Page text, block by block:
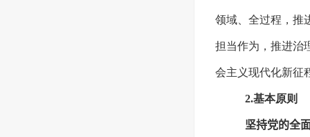
领域、全过程，推
担当作为，推进治
会主义现代化新征
2.基本原则
坚持党的全